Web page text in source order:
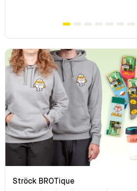
Ströck BROTique